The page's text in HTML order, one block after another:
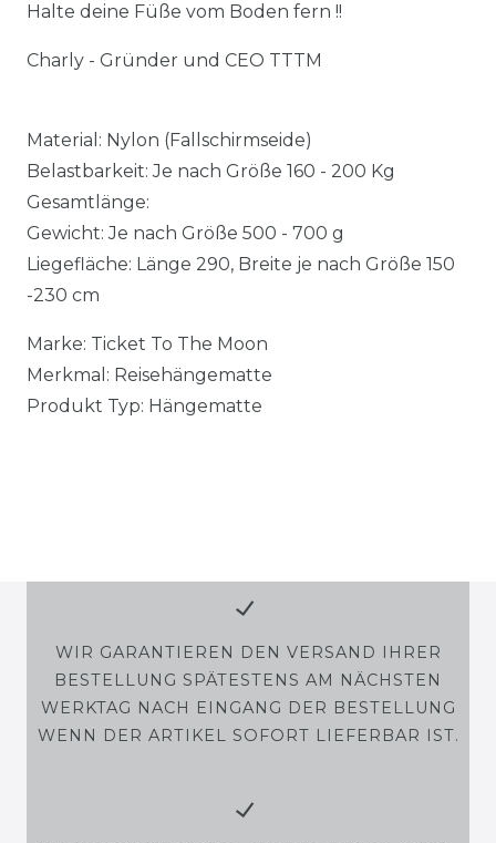
Halte deine Füße vom Boden fern !!
Charly - Gründer und CEO TTTM
Material: Nylon (Fallschirmseide)
Belastbarkeit: Je nach Größe 160 - 200 Kg
Gesamtlänge:
Gewicht: Je nach Größe 500 - 700 g
Liegefläche: Länge 290, Breite je nach Größe 150
-230 cm
Marke: Ticket To The Moon
Merkmal: Reisehängematte
Produkt Typ: Hängematte
WIR GARANTIEREN DEN VERSAND IHRER
BESTELLUNG SPÄTESTENS AM NÄCHSTEN
WERKTAG NACH EINGANG DER BESTELLUNG
WENN DER ARTIKEL SOFORT LIEFERBAR IST.